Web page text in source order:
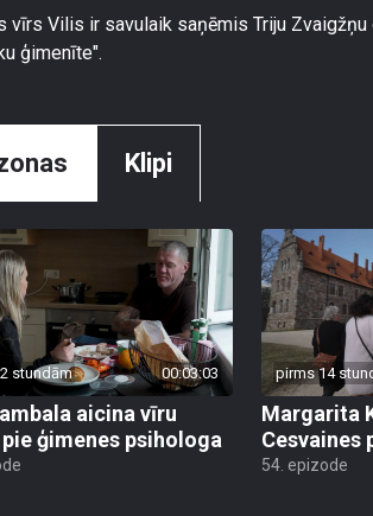
vīrs Vilis ir savulaik saņēmis Triju
ģimenīte".
Klipi
stundām 00:03:03
aicina vīru
ģimenes psihologa
pirms 14
Margarita
Cesvaines
54. epizode